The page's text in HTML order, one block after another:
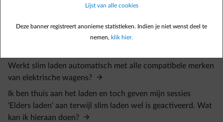
laden te starten wanneer het voor mij voordelig is?
Ik kan mijn wagen wel koppelen aan de Smart App, maar hij
is niet compatibel met de functie 'Slim laden'. Wat betekent
Werkt slim laden automatisch met alle compatibele merken
van elektrische wagens?
Ik ben thuis aan het laden en toch geven mijn sessies
'Elders laden' aan terwijl slim laden wel is geactiveerd. Wat
kan ik hieraan doen?
Lijst van alle cookies
Deze banner registreert anonieme statistieken. Indien je niet wenst deel te
nemen, klik hier.